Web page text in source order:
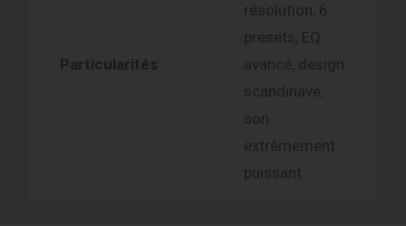
Particularités
résolution, 6
presets, EQ
avancé, design
scandinave,
son
extrêmement
puissant